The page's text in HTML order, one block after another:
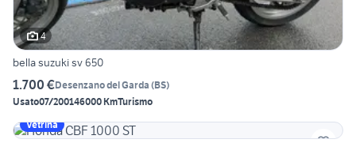
4
bella suzuki sv 650
1.700 €Desenzano del Garda (BS)
Usato07/200146000 KmTurismo
Vetrina